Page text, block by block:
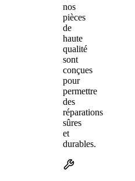
nos
pièces
de
haute
qualité
sont
conçues
pour
permettre
des
réparations
sûres
et
durables.